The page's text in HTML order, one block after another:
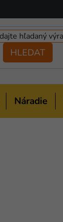
HLEDAT
Náradie